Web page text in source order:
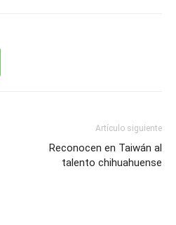
Artículo siguiente
Reconocen en Taiwán al
talento chihuahuense